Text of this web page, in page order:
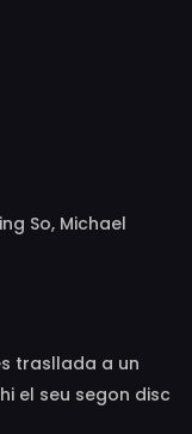
So, Michael
Jesse Gervais,
Lee, Sheiny
trasllada a un
el seu segon disc
pel productor de